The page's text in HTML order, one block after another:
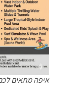
איפה מתאים לכם